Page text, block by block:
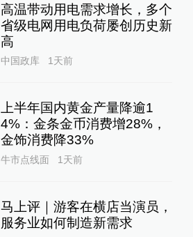
高温带动用电需求增长，多个
省级电网用电负荷屡创历史新
高
中国政库 1天前
上半年国内黄金产量降逾1
4%：金条金币消费增28%，
金饰消费降33%
牛市点线面 1天前
马上评｜游客在横店当演员，
服务业如何制造新需求